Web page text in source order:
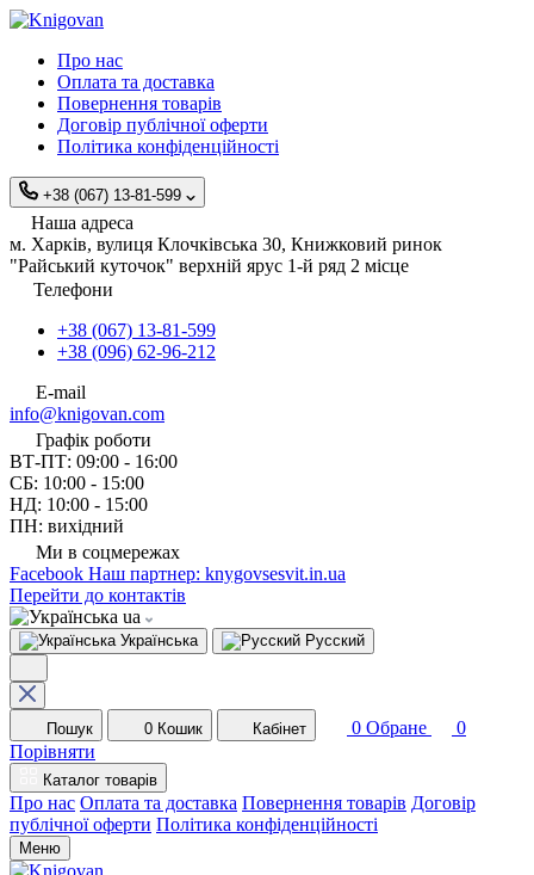
Про нас
Оплата та доставка
Повернення товарів
Договір публічної оферти
Політика конфіденційності
+38 (067) 13-81-599
Наша адреса
м. Харків, вулиця Клочківська 30, Книжковий ринок
"Райський куточок" верхній ярус 1-й ряд 2 місце
Телефони
+38 (067) 13-81-599
+38 (096) 62-96-212
E-mail
info@knigovan.com
Графік роботи
ВТ-ПТ: 09:00 - 16:00
СБ: 10:00 - 15:00
НД: 10:00 - 15:00
ПН: вихідний
Ми в соцмережах
Facebook Наш партнер: knygovsesvit.in.ua
Перейти до контактів
ua
Українська Русский
Пошук 0 Кошик Кабінет 0 Обране
0
Порівняти
Каталог товарів
Про нас Оплата та доставка Повернення товарів Договір
публічної оферти Політика конфіденційності
Меню